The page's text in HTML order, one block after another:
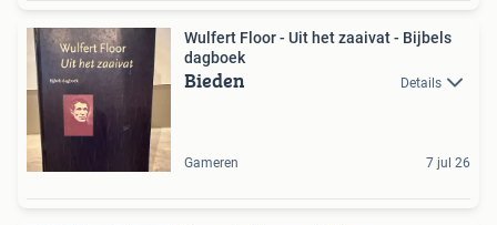
Wulfert Floor - Uit het zaaivat - Bijbels
dagboek
Bieden Details
Gameren 7 jul 26